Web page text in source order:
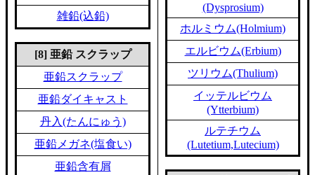
雑鉛(込鉛)
[8] 亜鉛 スクラップ
亜鉛スクラップ
亜鉛ダイキャスト
丹入(たんにゅう)
亜鉛メガネ(塩食い)
亜鉛含有屑
(Dysprosium)
ホルミウム(Holmium)
エルビウム(Erbium)
ツリウム(Thulium)
イッテルビウム
(Ytterbium)
ルテチウム
(Lutetium,Lutecium)